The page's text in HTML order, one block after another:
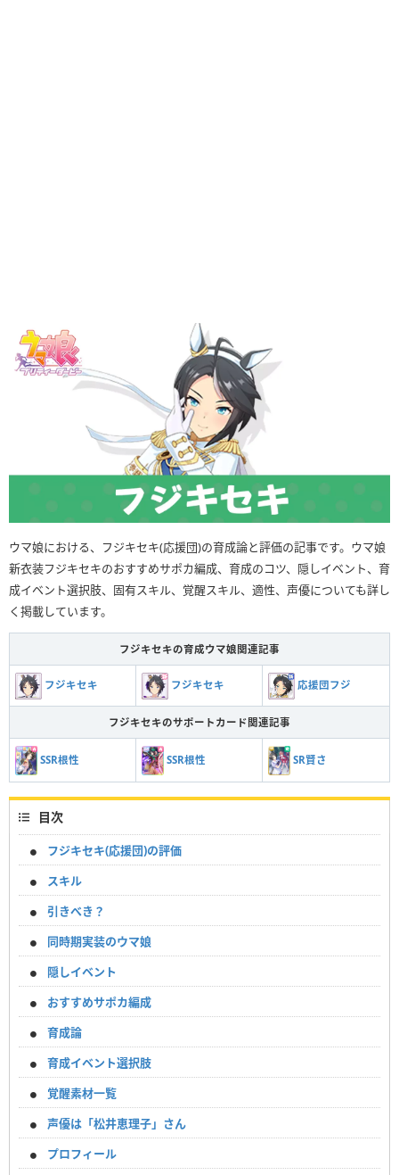
ウマ娘における、フジキセキ(応援団)の育成論と評価の記事です。ウマ娘
新衣装フジキセキのおすすめサポカ編成、育成のコツ、隠しイベント、育
成イベント選択肢、固有スキル、覚醒スキル、適性、声優についても詳し
く掲載しています。
フジキセキの育成ウマ娘関連記事
フジキセキ フジキセキ 応援団フジ
フジキセキのサポートカード関連記事
SSR根性 SSR根性 SR賢さ
目次
フジキセキ(応援団)の評価
スキル
引きべき？
同時期実装のウマ娘
隠しイベント
おすすめサポカ編成
育成論
育成イベント選択肢
覚醒素材一覧
声優は「松井恵理子」さん
プロフィール